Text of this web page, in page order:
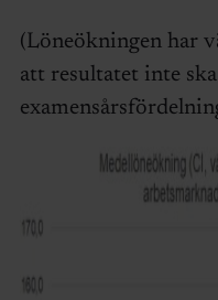
(Löneökningen har
att resultatet inte